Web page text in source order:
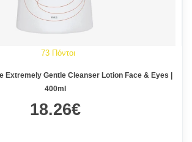
73 Πόντοι
Extremely Gentle Cleanser Lotion Face & Eyes |
400ml
18.26€